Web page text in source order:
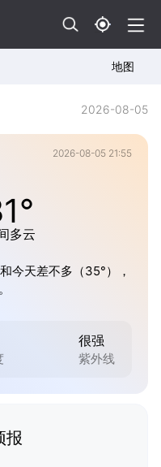
地图
2026-08-05
2026-08-05 21:55
多云
今天差不多（35°），
很强
紫外线
报